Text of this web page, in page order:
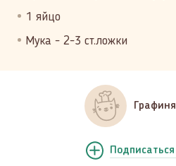
1 яйцо
Мука - 2-3 ст.ложки
Графиня
Подписаться